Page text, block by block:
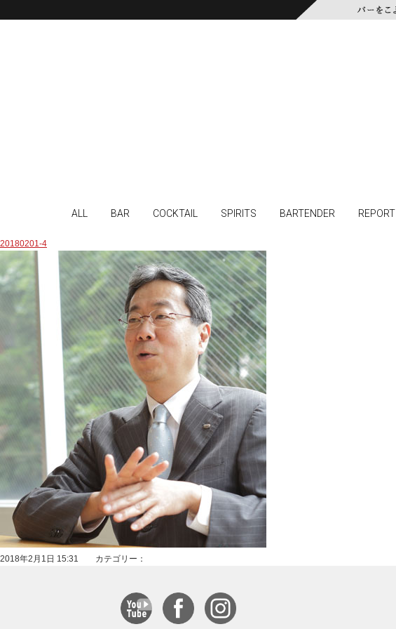
ALL BAR COCKTAIL SPIRITS BARTENDER REPORT
20180201-4
2018年2月1日 15:31 カテゴリー：